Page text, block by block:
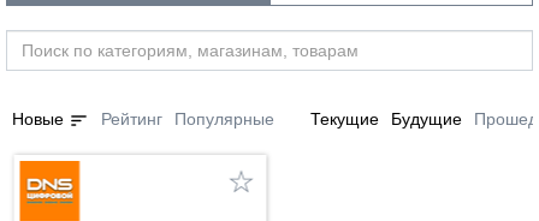
Новые sort Рейтинг Популярные Текущие Будущие